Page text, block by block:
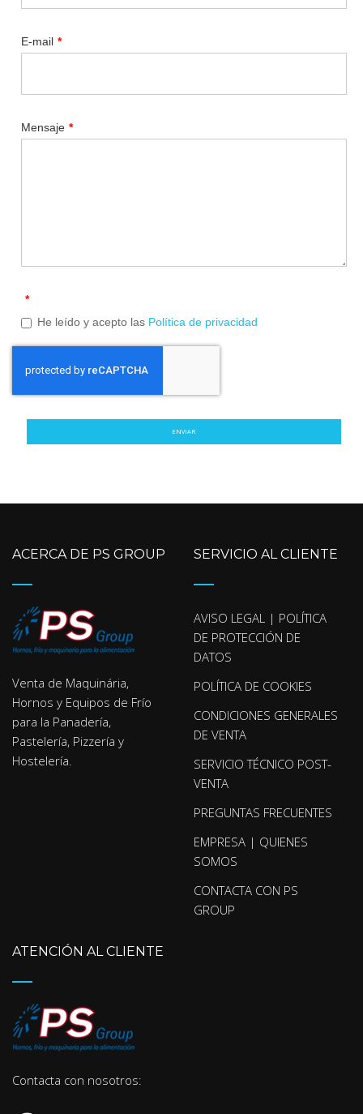
E-mail *
Mensaje *
*
He leído y acepto las Política de privacidad
ENVIAR
ACERCA DE PS GROUP
Venta de Maquinária,
Hornos y Equipos de Frío
para la Panadería,
Pastelería, Pizzería y
Hostelería.
SERVICIO AL CLIENTE
AVISO LEGAL | POLÍTICA
DE PROTECCIÓN DE
DATOS
POLÍTICA DE COOKIES
CONDICIONES GENERALES
DE VENTA
SERVICIO TÉCNICO POST-
VENTA
PREGUNTAS FRECUENTES
EMPRESA | QUIENES
SOMOS
CONTACTA CON PS
GROUP
ATENCIÓN AL CLIENTE
Contacta con nosotros: